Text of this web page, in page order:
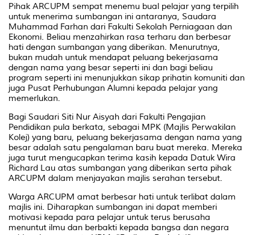
Pihak ARCUPM sempat menemu bual pelajar yang terpilih
untuk menerima sumbangan ini antaranya, Saudara
Muhammad Farhan dari Fakulti Sekolah Perniagaan dan
Ekonomi. Beliau menzahirkan rasa terharu dan berbesar
hati dengan sumbangan yang diberikan. Menurutnya,
bukan mudah untuk mendapat peluang bekerjasama
dengan nama yang besar seperti ini dan bagi beliau
program seperti ini menunjukkan sikap prihatin komuniti dan
juga Pusat Perhubungan Alumni kepada pelajar yang
memerlukan.
Bagi Saudari Siti Nur Aisyah dari Fakulti Pengajian
Pendidikan pula berkata, sebagai MPK (Majlis Perwakilan
Kolej) yang baru, peluang bekerjasama dengan nama yang
besar adalah satu pengalaman baru buat mereka. Mereka
juga turut mengucapkan terima kasih kepada Datuk Wira
Richard Lau atas sumbangan yang diberikan serta pihak
ARCUPM dalam menjayakan majlis serahan tersebut.
Warga ARCUPM amat berbesar hati untuk terlibat dalam
majlis ini. Diharapkan sumbangan ini dapat memberi
motivasi kepada para pelajar untuk terus berusaha
menuntut ilmu dan berbakti kepada bangsa dan negara